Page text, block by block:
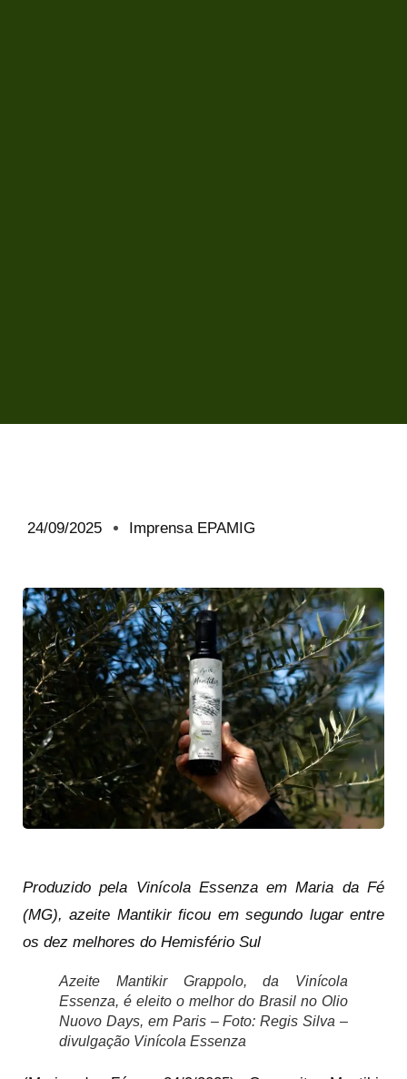
24/09/2025 Imprensa EPAMIG
Produzido pela Vinícola Essenza em Maria da Fé
(MG), azeite Mantikir ficou em segundo lugar entre
os dez melhores do Hemisfério Sul
Azeite Mantikir Grappolo, da Vinícola
Essenza, é eleito o melhor do Brasil no Olio
Nuovo Days, em Paris – Foto: Regis Silva –
divulgação Vinícola Essenza